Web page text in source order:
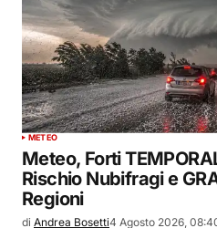
METEO
Meteo, Forti
Rischio Nubifragi e
Regioni
di Andrea Bosetti4 Agosto 2026,